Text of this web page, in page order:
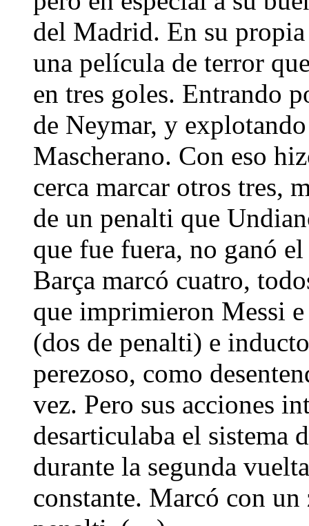
del Madrid. En su
una película de terror
en tres goles. Entrando
de Neymar, y
Mascherano. Con eso
cerca marcar otros tres,
de un penalti que
que fue fuera, no ganó
Barça marcó cuatro,
que imprimieron Messi
(dos de penalti) e
perezoso, como
vez. Pero sus acciones
desarticulaba el sistema
durante la segunda
constante. Marcó con